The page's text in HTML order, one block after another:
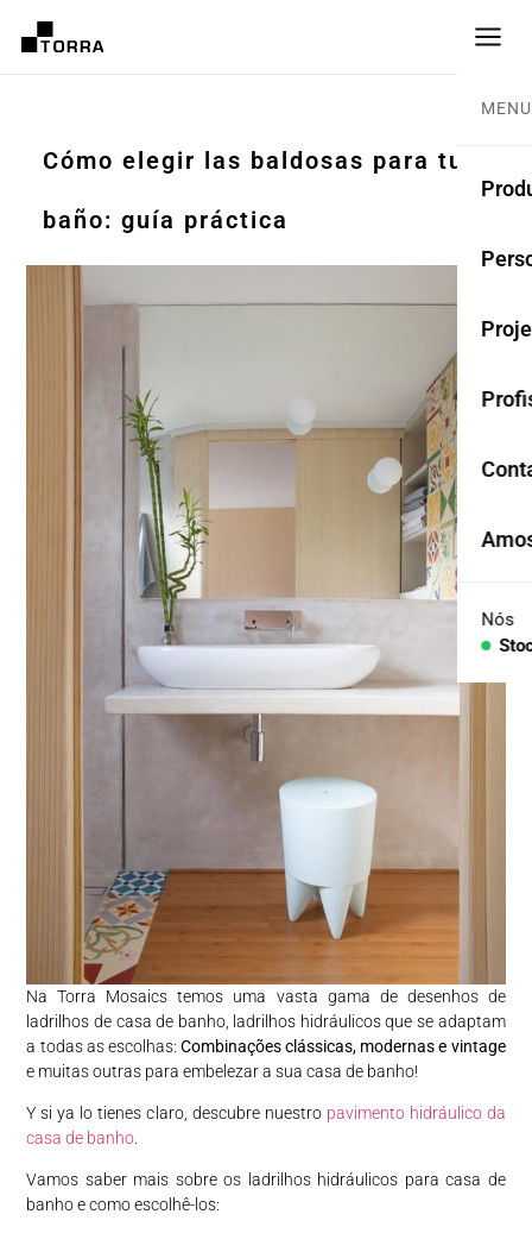
MENU
Nós
Cómo elegir las baldosas para tu
baño: guía práctica
Na Torra Mosaics temos uma vasta gama de desenhos de
ladrilhos de casa de banho, ladrilhos hidráulicos que se adaptam
a todas as escolhas: Combinações clássicas, modernas e vintage
e muitas outras para embelezar a sua casa de banho!
Y si ya lo tienes claro, descubre nuestro pavimento hidráulico da
casa de banho
Vamos saber mais sobre os ladrilhos hidráulicos para casa de
banho e como escolhê-los: